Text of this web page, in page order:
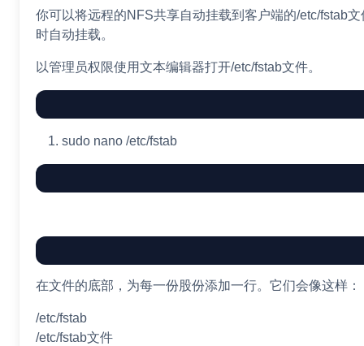
你可以将远程的NFS共享自动挂载到客户端的/etc/fstab
时自动挂载。
以管理员权限使用文本编辑器打开/etc/fstab文件。
sudo nano /etc/fstab
在文件的底部，为每一份股份添加一行。它们会像这样：
/etc/fstab
/etc/fstab文件